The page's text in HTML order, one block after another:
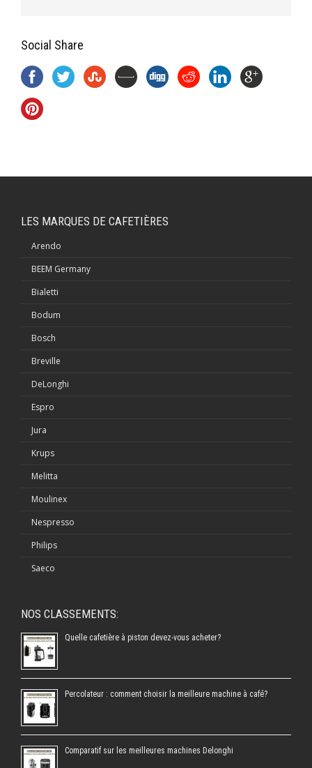
Social Share
LES MARQUES DE CAFETIÈRES
Arendo
BEEM Germany
Bialetti
Bodum
Bosch
Breville
DeLonghi
Espro
Jura
Krups
Melitta
Moulinex
Nespresso
Philips
Saeco
NOS CLASSEMENTS:
Quelle cafetière à piston devez-vous acheter?
Percolateur : comment choisir la meilleure machine à café?
Comparatif sur les meilleures machines Delonghi